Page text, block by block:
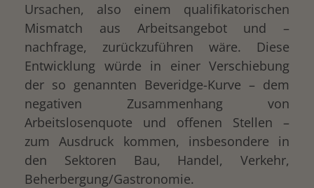
Ursachen, also einem qualifikatorischen
Mismatch aus Arbeitsangebot und –
nachfrage, zurückzuführen wäre. Diese
Entwicklung würde in einer Verschiebung
der so genannten Beveridge-Kurve – dem
negativen Zusammenhang von
Arbeitslosenquote und offenen Stellen –
zum Ausdruck kommen, insbesondere in
den Sektoren Bau, Handel, Verkehr,
Beherbergung/Gastronomie.